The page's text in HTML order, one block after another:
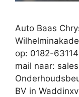
Auto Baas
op: 0182-
mail naar:
BV in